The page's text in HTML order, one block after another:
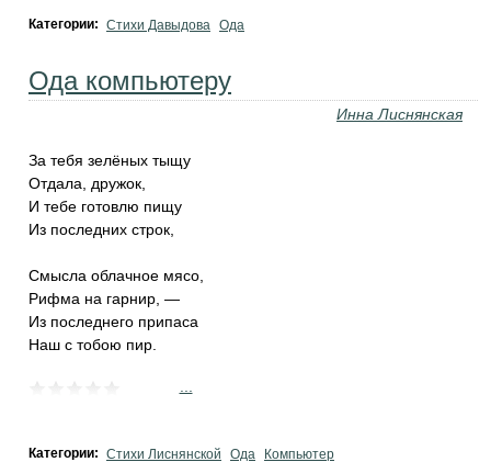
Категории: Стихи Давыдова Ода
Ода компьютеру
Инна Лиснянская
За тебя зелёных тыщу
Отдала, дружок,
И тебе готовлю пищу
Из последних строк,
Смысла облачное мясо,
Рифма на гарнир, —
Из последнего припаса
Наш с тобою пир.
Категории: Стихи Лиснянской Ода Компьютер